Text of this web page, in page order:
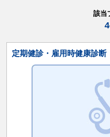
該当
4
定期健診・雇用時健康診断